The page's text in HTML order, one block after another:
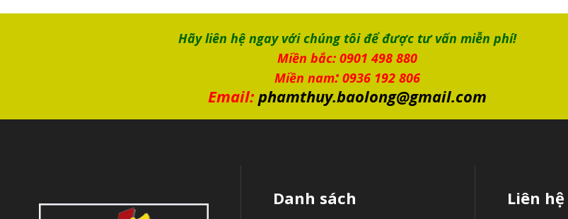
Hãy liên hệ ngay với chúng tôi để được tư vấn miễn phí!
Miền bắc: 0901 498 880
Miền nam: 0936 192 806
Email: phamthuy.baolong@gmail.com
Danh sách Liên hệ